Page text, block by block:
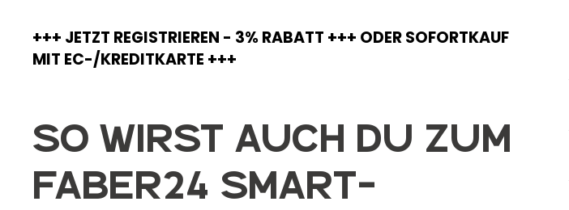
+++ JETZT REGISTRIEREN - 3% RABATT +++ ODER SOFORTKAUF
MIT EC-/KREDITKARTE +++
So wirst auch DU zum
FABER24 Smart-